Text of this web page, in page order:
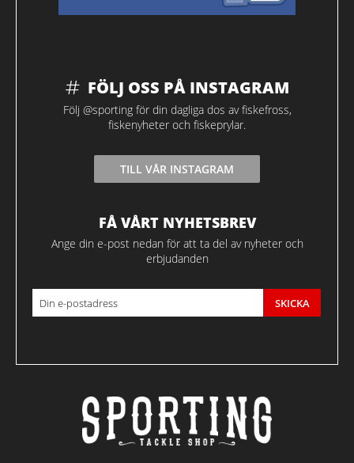
FÖLJ OSS PÅ INSTAGRAM
Följ @sporting för din dagliga dos av fiskefross,
fiskenyheter och fiskeprylar.
TILL VÅR INSTAGRAM
FÅ VÅRT NYHETSBREV
Ange din e-post nedan för att ta del av nyheter och
erbjudanden
SKICKA